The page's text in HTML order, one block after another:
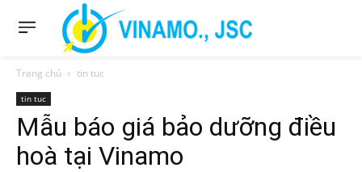
Trang chủ tin tuc
tin tuc
Mẫu báo giá bảo dưỡng điều
hoà tại Vinamo